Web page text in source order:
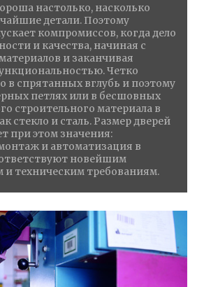
настолько, насколько
детали. Поэтому
компромиссов, когда дело
и качества, начиная с
и заканчивая
Четко
в спрятанных вглубь и поэтому
петлях или в бесшовных
строительного материала в
стекло и сталь. Размер дверей
при этом значения:
и автоматизация в
новейшим
и техническим требованиям.